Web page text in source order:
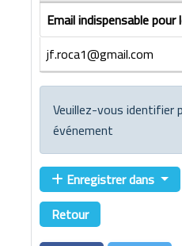
Email indispensable
jf.roca1@gmail.com
Veuillez-vous identifier
événement
Enregistrer dans
Retour